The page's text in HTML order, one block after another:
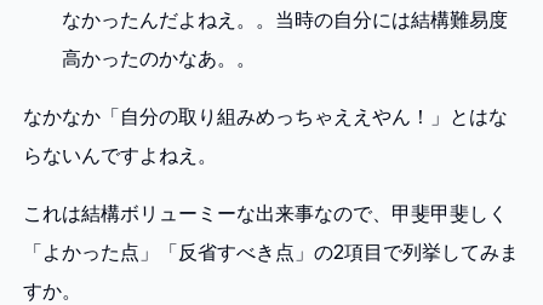
なかったんだよねえ。。当時の自分には結構難易度
高かったのかなあ。。
なかなか「自分の取り組みめっちゃええやん！」とはな
らないんですよねえ。
これは結構ボリューミーな出来事なので、甲斐甲斐しく
「よかった点」「反省すべき点」の2項目で列挙してみま
すか。